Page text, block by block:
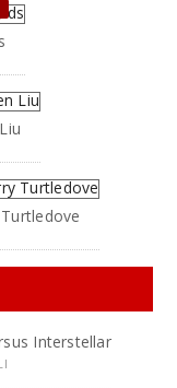
Interstellar